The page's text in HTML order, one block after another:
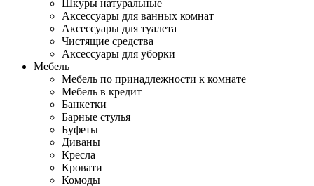
Шкуры натуральные
Аксессуары для ванных комнат
Аксессуары для туалета
Чистящие средства
Аксессуары для уборки
Мебель
Мебель по принадлежности к комнате
Мебель в кредит
Банкетки
Барные стулья
Буфеты
Диваны
Кресла
Кровати
Комоды